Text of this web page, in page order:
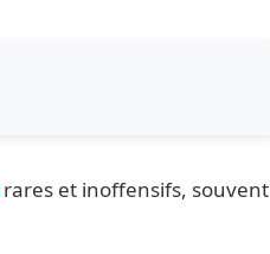
rares et inoffensifs, souvent